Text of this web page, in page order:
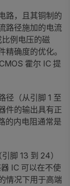
路，且其铜制的
路径施加的电流
例电压的磁
确度的优化。
霍尔 IC 提
径（从引脚 1 至
件的输出具有正
的内电阻通常是
脚 13 到 24）
IC 可以在不使
情况下用于高端